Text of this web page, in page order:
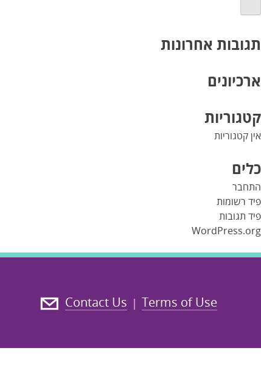
תגובות אחרונות
ארכיונים
קטגוריות
אין קטגוריות
כלים
התחבר
פיד רשומות
פיד תגובות
WordPress.org
Terms of Use
|
Contact Us